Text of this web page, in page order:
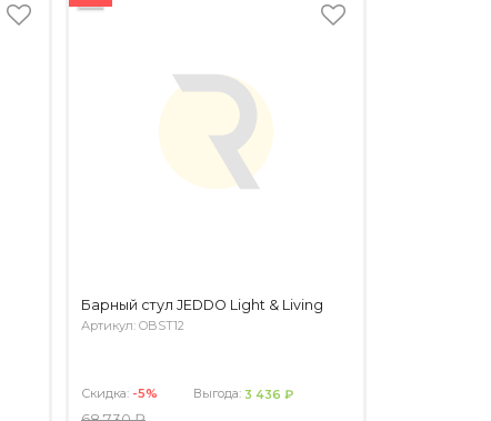
Барный стул JEDDO Light & Living
Артикул: OBST12
Скидка: -5% Выгода: 3 436 ₽